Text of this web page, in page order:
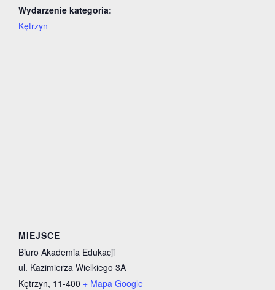
Wydarzenie kategoria:
Kętrzyn
MIEJSCE
Biuro Akademia Edukacji
ul. Kazimierza Wielkiego 3A
Kętrzyn, 11-400 + Mapa Google